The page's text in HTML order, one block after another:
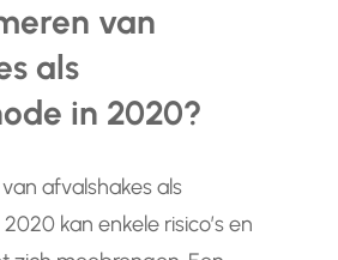
van
als
in 2020?
afvalshakes als
kan enkele risico’s en